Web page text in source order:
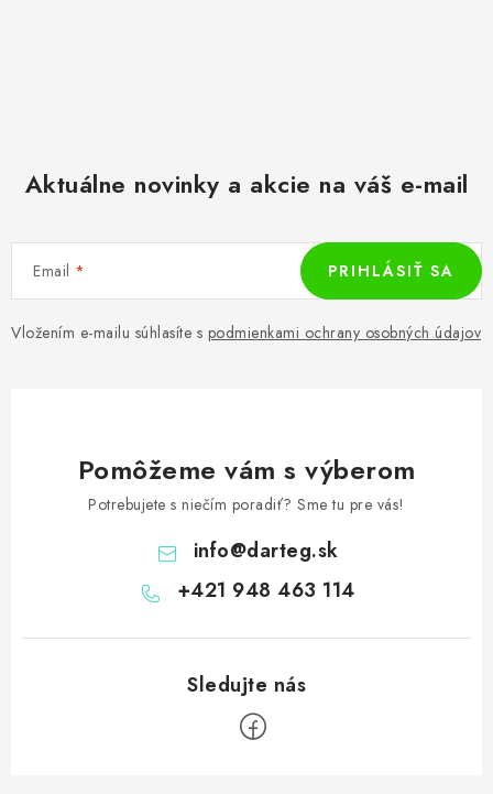
Aktuálne novinky a akcie na váš e-mail
Email
Vložením e-mailu súhlasíte s podmienkami ochrany osobných údajov
PRIHLÁSIŤ SA
Pomôžeme vám s výberom
Potrebujete s niečím poradiť? Sme tu pre vás!
info@darteg.sk
+421 948 463 114